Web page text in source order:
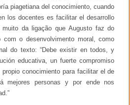
piagetiana del conocimiento, cuando
los docentes es facilitar el desarrollo
muito da ligação que Augusto faz do
com o desenvolvimento moral, como
do texto: “Debe existir en todos, y
educativa, un fuerte compromiso
conocimiento para facilitar el de
mejores personas y por ende nos